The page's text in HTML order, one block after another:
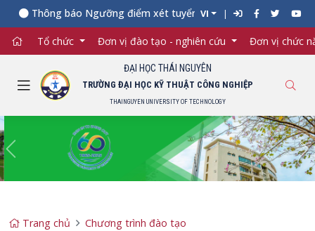
Thông báo Ngưỡng điểm xét tuyển đối với từng ngành đào
VI
Tổ chức Đơn vị đào tạo - nghiên cứu Đơn vị chức
ĐẠI HỌC THÁI NGUYÊN
TRƯỜNG ĐẠI HỌC KỸ THUẬT CÔNG NGHIỆP
THAINGUYEN UNIVERSITY OF TECHNOLOGY
Previous
Trang chủ Chương trình đào tạo